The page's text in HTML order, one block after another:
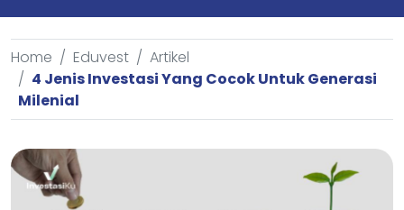
Home Eduvest
Artikel
4 Jenis Investasi Yang Cocok Untuk Generasi
Milenial